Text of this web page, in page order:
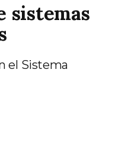
sistemas
el Sistema